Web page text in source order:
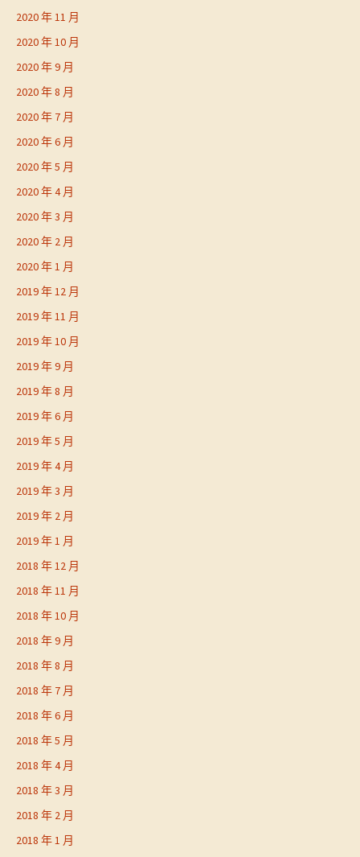
2020 年 11 月
2020 年 10 月
2020 年 9 月
2020 年 8 月
2020 年 7 月
2020 年 6 月
2020 年 5 月
2020 年 4 月
2020 年 3 月
2020 年 2 月
2020 年 1 月
2019 年 12 月
2019 年 11 月
2019 年 10 月
2019 年 9 月
2019 年 8 月
2019 年 6 月
2019 年 5 月
2019 年 4 月
2019 年 3 月
2019 年 2 月
2019 年 1 月
2018 年 12 月
2018 年 11 月
2018 年 10 月
2018 年 9 月
2018 年 8 月
2018 年 7 月
2018 年 6 月
2018 年 5 月
2018 年 4 月
2018 年 3 月
2018 年 2 月
2018 年 1 月